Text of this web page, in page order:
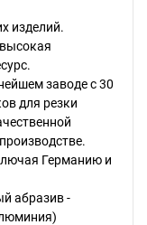
изделий.
заводе с 30
для резки
Германию и
абразив -